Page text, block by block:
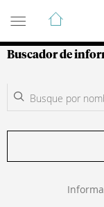
Guía de
Buscador de